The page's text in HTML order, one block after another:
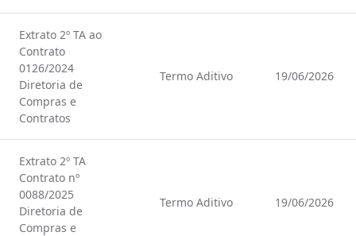
Extrato 2º TA ao
Contrato
0126/2024
Diretoria de
Compras e
Contratos
Termo Aditivo 19/06/2026
Extrato 2º TA
Contrato nº
0088/2025
Diretoria de
Compras e
Termo Aditivo 19/06/2026